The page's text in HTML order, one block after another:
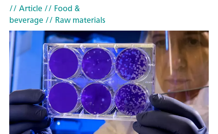
// Article// Food &
beverage// Raw materials